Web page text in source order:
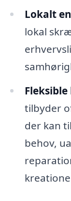
Lokalt
lokal
tilbyder
der kan
behov,